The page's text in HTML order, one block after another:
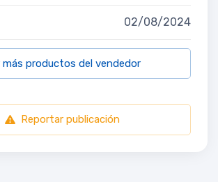
02/08/2024
más productos del vendedor
Reportar publicación